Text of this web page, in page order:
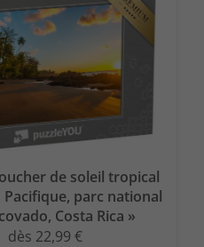
de soleil tropical
parc national
Costa Rica »
dès 22,99 €